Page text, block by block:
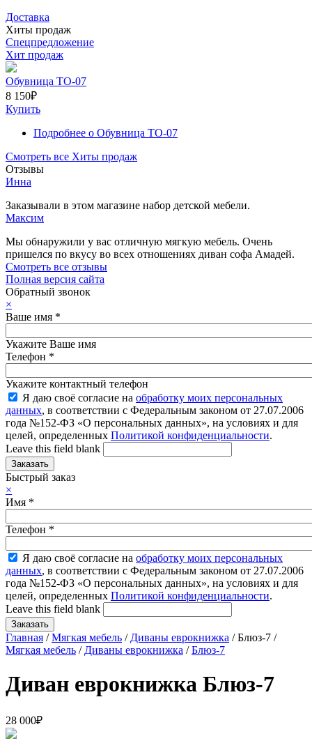
Доставка
Хиты продаж
Спецпредложение
Хит продаж
Обувница ТО-07
8 150₽
Купить
Подробнее о Обувница ТО-07
Смотреть все Хиты продаж
Отзывы
Инна
Заказывали в этом магазине набор детской мебели.
Максим
Мы обнаружили у вас отличную мягкую мебель. Очень
пришелся по вкусу во всех отношениях диван софа Амадей.
Смотреть все отзывы
Полная версия сайта
Обратный звонок
×
Ваше имя *
Укажите Ваше имя
Телефон *
Укажите контактный телефон
Я даю своё согласие на обработку моих персональных
данных, в соответствии с Федеральным законом от 27.07.2006
года №152-ФЗ «О персональных данных», на условиях и для
целей, определенных Политикой конфиденциальности.
Leave this field blank
Быстрый заказ
×
Имя *
Телефон *
Я даю своё согласие на обработку моих персональных
данных, в соответствии с Федеральным законом от 27.07.2006
года №152-ФЗ «О персональных данных», на условиях и для
целей, определенных Политикой конфиденциальности.
Leave this field blank
Главная /Мягкая мебель / Диваны еврокнижка / Блюз-7 /
Мягкая мебель / Диваны еврокнижка /Блюз-7
Диван еврокнижка Блюз-7
28 000₽